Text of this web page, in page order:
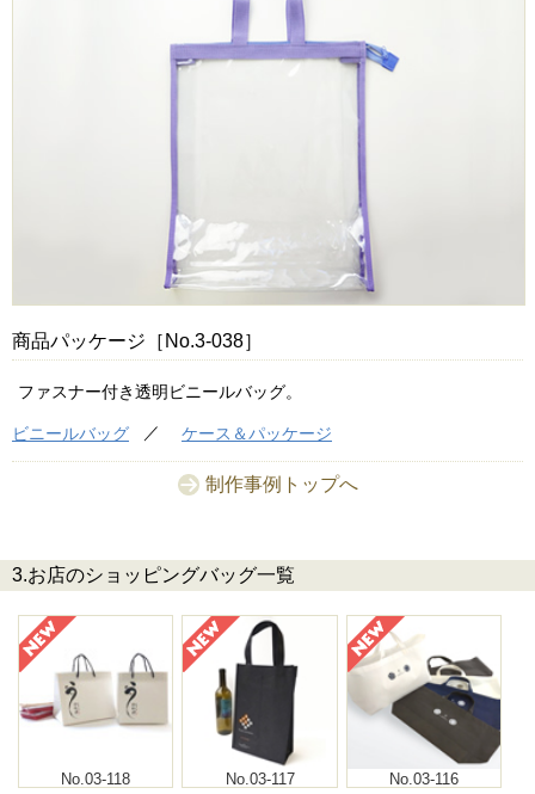
商品パッケージ［No.3-038］
ファスナー付き透明ビニールバッグ。
ビニールバッグ ケース＆パッケージ
制作事例トップへ
3.お店のショッピングバッグ一覧
No.03-118 No.03-117 No.03-116